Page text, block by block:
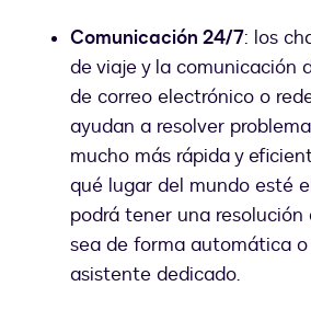
Comunicación 24/7: los
de viaje y la comunicación
de correo electrónico o
ayudan a resolver
mucho más rápida y
qué lugar del mundo esté
podrá tener una resolución
sea de forma automática
asistente dedicado.